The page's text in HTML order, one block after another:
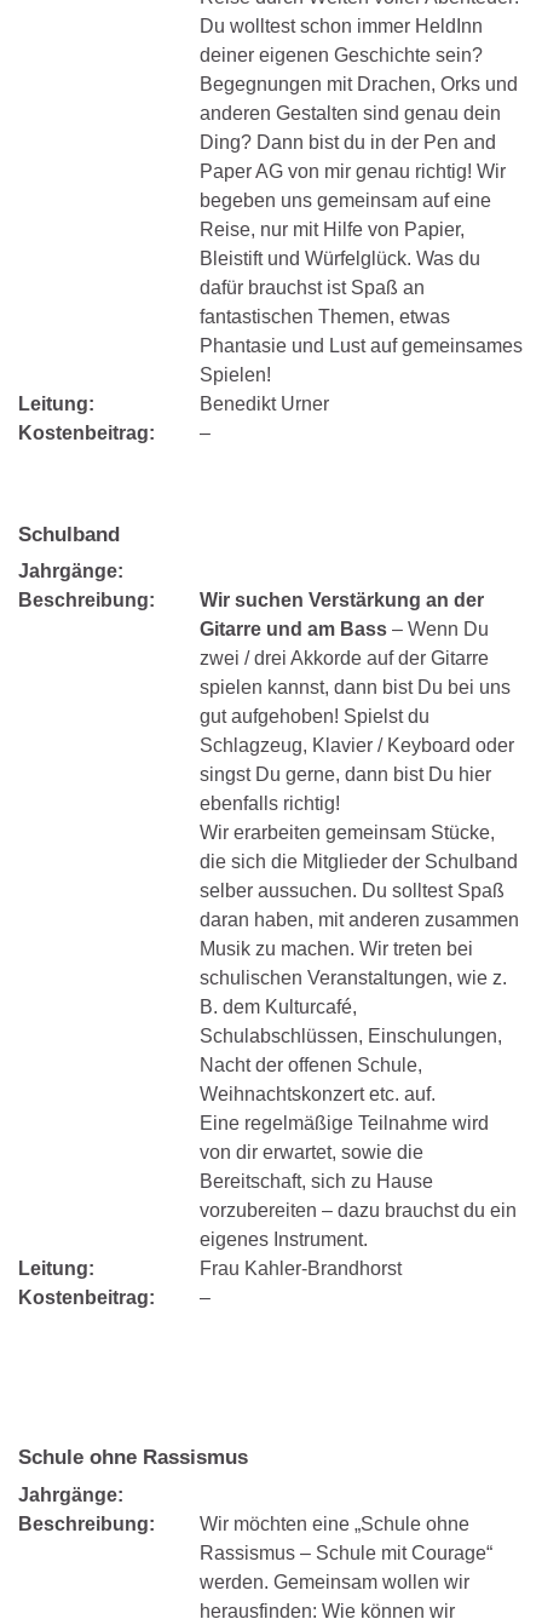
Du wolltest schon immer HeldInn
deiner eigenen Geschichte sein?
Begegnungen mit Drachen, Orks und
anderen Gestalten sind genau dein
Ding? Dann bist du in der Pen and
Paper AG von mir genau richtig! Wir
begeben uns gemeinsam auf eine
Reise, nur mit Hilfe von Papier,
Bleistift und Würfelglück. Was du
dafür brauchst ist Spaß an
fantastischen Themen, etwas
Phantasie und Lust auf gemeinsames
Spielen!
Leitung:
Benedikt Urner
Kostenbeitrag:
–
Schulband
Jahrgänge:
Beschreibung:
Wir suchen Verstärkung an der
Gitarre und am Bass – Wenn Du
zwei / drei Akkorde auf der Gitarre
spielen kannst, dann bist Du bei uns
gut aufgehoben! Spielst du
Schlagzeug, Klavier / Keyboard oder
singst Du gerne, dann bist Du hier
ebenfalls richtig!
Wir erarbeiten gemeinsam Stücke,
die sich die Mitglieder der Schulband
selber aussuchen. Du solltest Spaß
daran haben, mit anderen zusammen
Musik zu machen. Wir treten bei
schulischen Veranstaltungen, wie z.
B. dem Kulturcafé,
Schulabschlüssen, Einschulungen,
Nacht der offenen Schule,
Weihnachtskonzert etc. auf.
Eine regelmäßige Teilnahme wird
von dir erwartet, sowie die
Bereitschaft, sich zu Hause
vorzubereiten – dazu brauchst du ein
eigenes Instrument.
Leitung:
Frau Kahler-Brandhorst
Kostenbeitrag:
–
Schule ohne Rassismus
Jahrgänge:
Beschreibung:
Wir möchten eine „Schule ohne
Rassismus – Schule mit Courage“
werden. Gemeinsam wollen wir
herausfinden: Wie können wir